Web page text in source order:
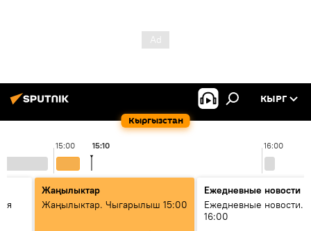
Кыргызстан
КЫРГ
15:00 16:00
15:10
Жаңылыктар
Жаңылыктар. Чыгарылыш 15:00
Ежедневные новости
Ежедневные новости.
16:00